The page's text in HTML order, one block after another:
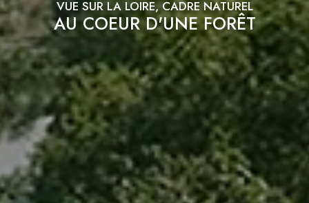
VUE SUR LA LOIRE, CADRE NATUREL
AU COEUR D'UNE FORÊT